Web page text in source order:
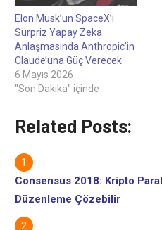
Elon Musk’un SpaceX’i
Sürpriz Yapay Zeka
Anlaşmasında Anthropic’in
Claude’una Güç Verecek
6 Mayıs 2026
"Son Dakika" içinde
Related Posts:
Consensus 2018: Kripto
Düzenleme Çözebilir